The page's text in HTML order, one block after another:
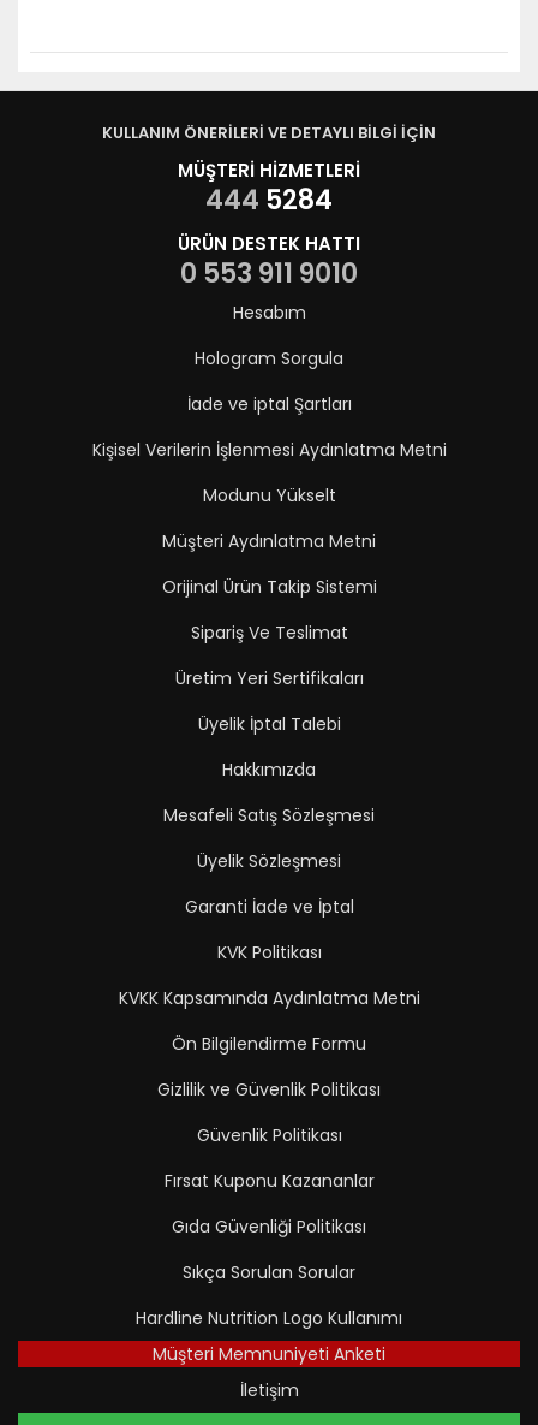
KULLANIM ÖNERİLERİ VE DETAYLI BİLGİ İÇİN
MÜŞTERİ HİZMETLERİ
444 5284
ÜRÜN DESTEK HATTI
0 553 911 9010
Hesabım
Hologram Sorgula
İade ve iptal Şartları
Kişisel Verilerin İşlenmesi Aydınlatma Metni
Modunu Yükselt
Müşteri Aydınlatma Metni
Orijinal Ürün Takip Sistemi
Sipariş Ve Teslimat
Üretim Yeri Sertifikaları
Üyelik İptal Talebi
Hakkımızda
Mesafeli Satış Sözleşmesi
Üyelik Sözleşmesi
Garanti İade ve İptal
KVK Politikası
KVKK Kapsamında Aydınlatma Metni
Ön Bilgilendirme Formu
Gizlilik ve Güvenlik Politikası
Güvenlik Politikası
Fırsat Kuponu Kazananlar
Gıda Güvenliği Politikası
Sıkça Sorulan Sorular
Hardline Nutrition Logo Kullanımı
Müşteri Memnuniyeti Anketi
İletişim